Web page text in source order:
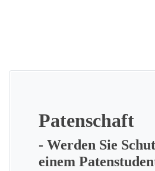
Patenschaft
- Werden Sie
einem